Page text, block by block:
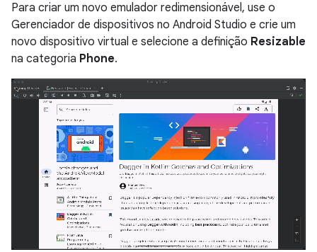
Para criar um novo emulador redimensionável, use o
Gerenciador de dispositivos no Android Studio e crie um
novo dispositivo virtual e selecione a definição Resizable
na categoria Phone.